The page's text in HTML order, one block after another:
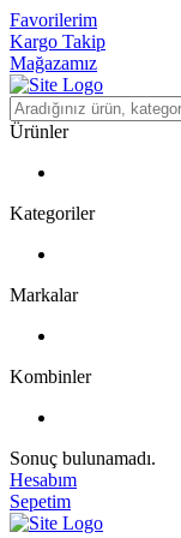
Favorilerim
Kargo Takip
Mağazamız
Ürünler
Kategoriler
Markalar
Kombinler
Sonuç bulunamadı.
Hesabım
Sepetim